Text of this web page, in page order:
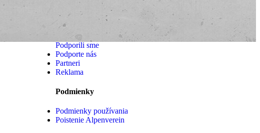
Podporili sme
Podporte nás
Partneri
Reklama
Podmienky
Podmienky používania
Poistenie Alpenverein